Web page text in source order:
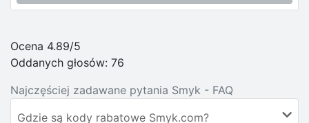
Ocena 4.89/5
Oddanych głosów: 76
Najczęściej zadawane pytania Smyk - FAQ
Gdzie są kody rabatowe Smyk.com?